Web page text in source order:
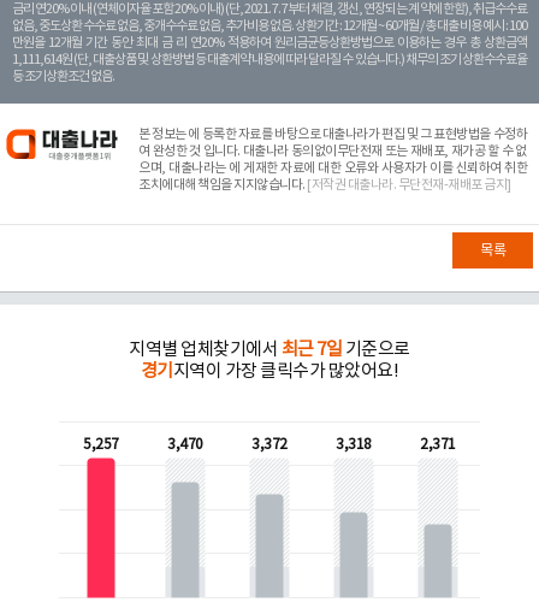
금리 연20% 이내 (연체이자율 포함 20% 이내) (단, 2021. 7. 7부터 체결, 갱신, 연장되는 계 약에 한함), 취급수수료
없음, 중도상환 수수료 없음, 중개수수료 없음, 추가비용 없음. 상환기간 : 12개월 ~ 60개월 / 총 대출 비용 예시 : 100
만원을 12개월 기간 동안 최대 금 리 연20% 적용하여 원리금균등상환방법으로 이용하는 경우 총 상환금액
1,111,614원 (단, 대출상품 및 상환방법 등 대출계약 내용에 따라 달라질 수 있습니다.) 채무의 조기 상환수수료율
등 조기상환조건 없음.
본 정보는에 등록한 자료를 바탕으로 대출나라가 편집 및 그 표현방법을 수정하
여 완성한 것 입니다. 대출나라 동의없이무단전재 또는 재배포, 재가공 할 수 없
으며, 대출나라는 에 게재한 자료에 대한 오류와 사용자가 이를 신뢰하여 취한
조치에대해 책임을 지지않습니다. [저작권 대출나라. 무단전재-재배포 금지]
목록
지역별 업체찾기에서 최근 7일 기준으로
경기 지역이 가장 클릭수가 많았어요!
5,257 3,470 3,372 3,318 2,371